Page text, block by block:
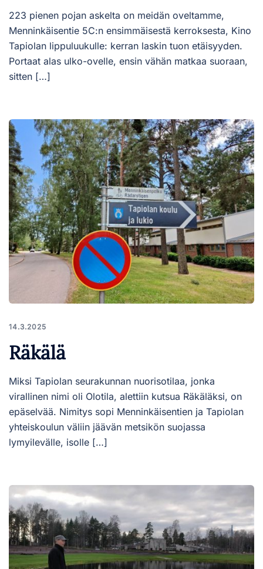
223 pienen pojan askelta on meidän oveltamme,
Menninkäisentie 5C:n ensimmäisestä kerroksesta, Kino
Tapiolan lippuluukulle: kerran laskin tuon etäisyyden.
Portaat alas ulko-ovelle, ensin vähän matkaa suoraan,
sitten […]
14.3.2025
Räkälä
Miksi Tapiolan seurakunnan nuorisotilaa, jonka
virallinen nimi oli Olotila, alettiin kutsua Räkäläksi, on
epäselvää. Nimitys sopi Menninkäisentien ja Tapiolan
yhteiskoulun väliin jäävän metsikön suojassa
lymyilevälle, isolle […]